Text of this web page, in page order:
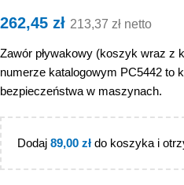
262,45 zł 213,37 zł netto
Zawór pływakowy (koszyk wraz z
numerze katalogowym PC5442 to
bezpieczeństwa w maszynach.
Dodaj 89,00 zł do koszyka i